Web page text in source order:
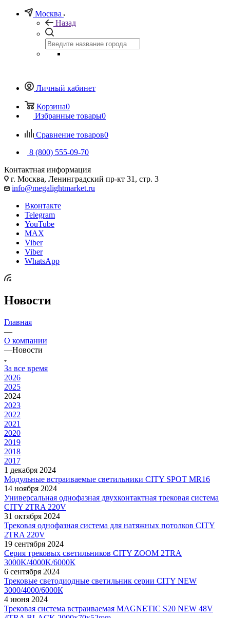
Москва
Назад
Личный кабинет
Корзина0
Избранные товары0
Сравнение товаров0
8 (800) 555-09-70
Контактная информация
г. Москва, Ленинградский пр-кт 31, стр. 3
info@megalightmarket.ru
Вконтакте
Telegram
YouTube
MAX
Viber
Viber
WhatsApp
Новости
Главная
—
О компании
—Новости
За все время
2026
2025
2024
2023
2022
2021
2020
2019
2018
2017
1 декабря 2024
Модульные встраиваемые светильники CITY SPOT MR16
14 ноября 2024
Универсальная однофазная двухконтактная трековая система
CITY 2TRA 220V
31 октября 2024
Трековая однофазная система для натяжных потолков CITY
2TRA 220V
19 сентября 2024
Серия трековых светильников CITY ZOOM 2TRA
3000K/4000K/6000К
6 сентября 2024
Трековые светодиодные светильник серии CITY NEW
3000/4000/6000К
4 июня 2024
Трековая система встраиваемая MAGNETIC S20 NEW 48V